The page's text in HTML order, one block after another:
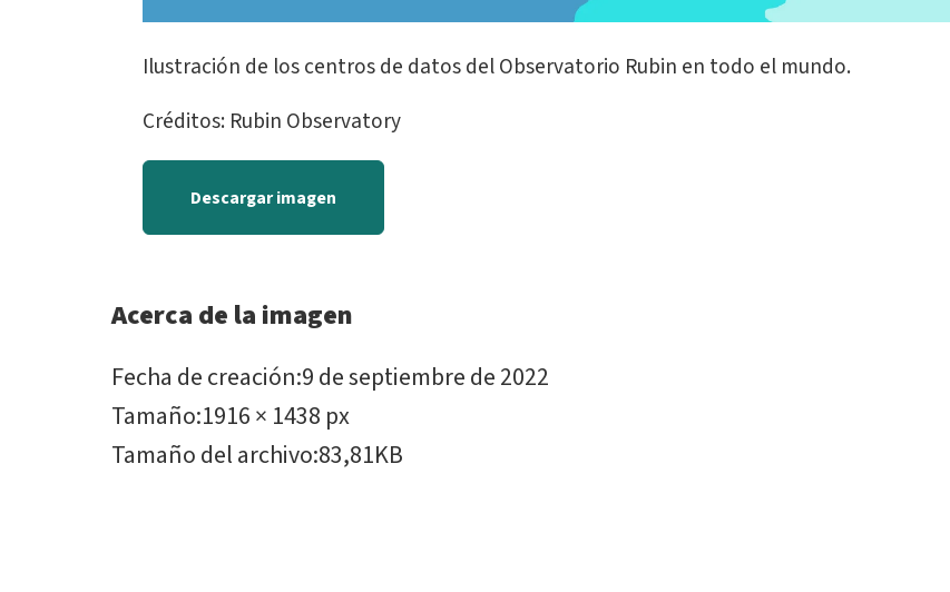
Ilustración de los centros de datos del Observatorio Rubin en todo el mundo.
Créditos: Rubin Observatory
Descargar imagen
Acerca de la imagen
Fecha de creación:9 de septiembre de 2022
Tamaño:1916 × 1438 px
Tamaño del archivo:83,81KB